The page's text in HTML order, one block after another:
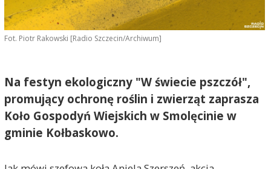
Fot. Piotr Rakowski [Radio Szczecin/Archiwum]
Na festyn ekologiczny "W świecie pszczół",
promujący ochronę roślin i zwierząt zaprasza
Koło Gospodyń Wiejskich w Smolęcinie w
gminie Kołbaskowo.